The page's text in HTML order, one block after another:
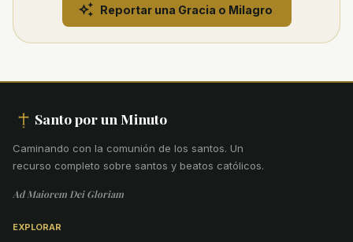
Reportar una Gracia o Milagro
Santo por un Minuto
Caminando con la comunión de los santos. Un
recurso completo sobre santos y beatos católicos.
Ad Maiorem Dei Gloriam
EXPLORAR